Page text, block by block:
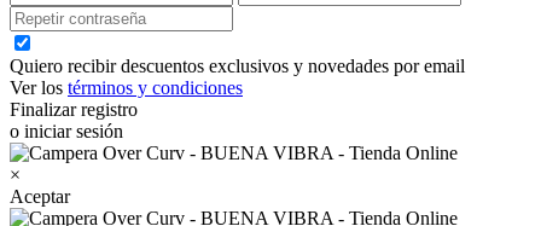
Quiero recibir descuentos exclusivos y novedades por email
Ver los términos y condiciones
Finalizar registro
o iniciar sesión
×
Aceptar